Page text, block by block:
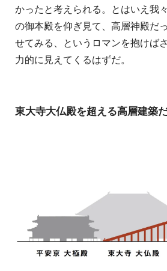
かったと考えられる。とはいえ我
の御本殿を仰ぎ見て、高層神殿だ
せてみる、というロマンを抱けば
力的に見えてくるはずだ。
東大寺大仏殿を超える高層建築